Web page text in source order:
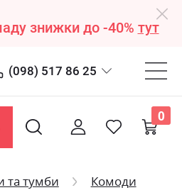
знижки до -40% тут
(098) 517 86 25
0
та тумби
Комоди